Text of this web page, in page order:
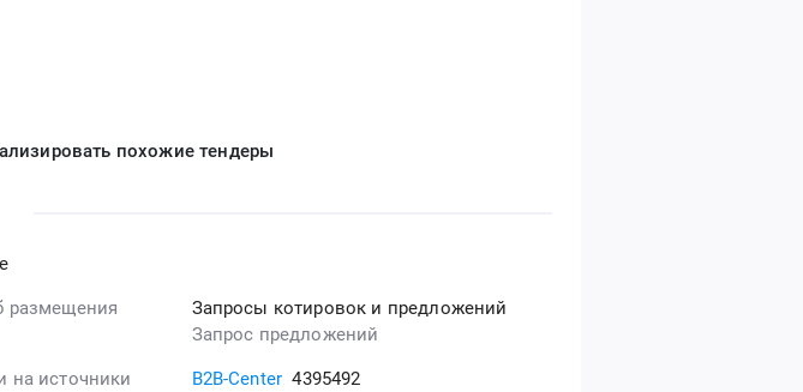
похожие тендеры
размещения
Запросы котировок и предложений
Запрос предложений
на источники B2B-Center 4395492